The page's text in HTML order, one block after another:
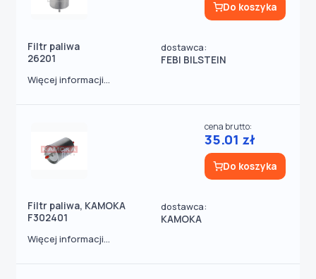
Filtr paliwa
26201
dostawca:
FEBI BILSTEIN
Do koszyka
Więcej informacji...
Filtr paliwa, KAMOKA
F302401
dostawca:
KAMOKA
cena brutto:
35.01 zł
Do koszyka
Więcej informacji...